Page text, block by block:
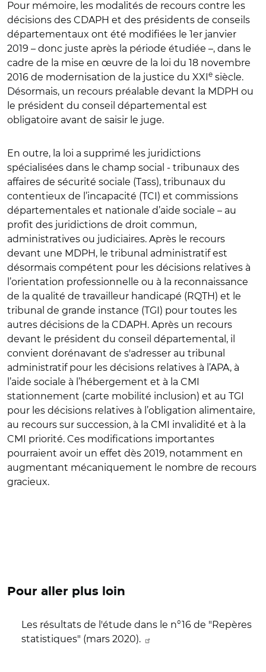
Pour mémoire, les modalités de recours contre les
décisions des CDAPH et des présidents de conseils
départementaux ont été modifiées le 1er janvier
2019 – donc juste après la période étudiée –, dans le
cadre de la mise en œuvre de la loi du 18 novembre
2016 de modernisation de la justice du XXIe siècle.
Désormais, un recours préalable devant la MDPH ou
le président du conseil départemental est
obligatoire avant de saisir le juge.
En outre, la loi a supprimé les juridictions
spécialisées dans le champ social - tribunaux des
affaires de sécurité sociale (Tass), tribunaux du
contentieux de l’incapacité (TCI) et commissions
départementales et nationale d’aide sociale – au
profit des juridictions de droit commun,
administratives ou judiciaires. Après le recours
devant une MDPH, le tribunal administratif est
désormais compétent pour les décisions relatives à
l’orientation professionnelle ou à la reconnaissance
de la qualité de travailleur handicapé (RQTH) et le
tribunal de grande instance (TGI) pour toutes les
autres décisions de la CDAPH. Après un recours
devant le président du conseil départemental, il
convient dorénavant de s'adresser au tribunal
administratif pour les décisions relatives à l’APA, à
l’aide sociale à l’hébergement et à la CMI
stationnement (carte mobilité inclusion) et au TGI
pour les décisions relatives à l’obligation alimentaire,
au recours sur succession, à la CMI invalidité et à la
CMI priorité. Ces modifications importantes
pourraient avoir un effet dès 2019, notamment en
augmentant mécaniquement le nombre de recours
gracieux.
Pour aller plus loin
Les résultats de l'étude dans le n°16 de "Repères
statistiques" (mars 2020).